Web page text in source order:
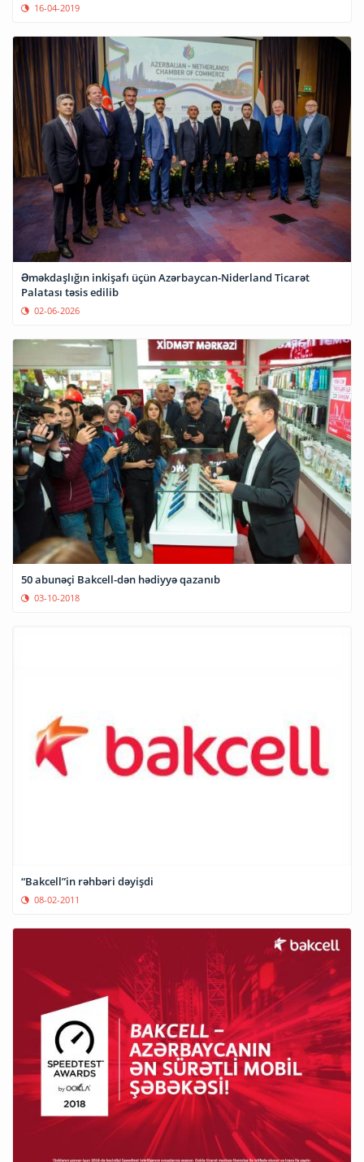
16-04-2019
Əməkdaşlığın inkişafı üçün Azərbaycan-Niderland Ticarət
Palatası təsis edilib
02-06-2026
50 abunəçi Bakcell-dən hədiyyə qazanıb
03-10-2018
“Bakcell”in rəhbəri dəyişdi
08-02-2011